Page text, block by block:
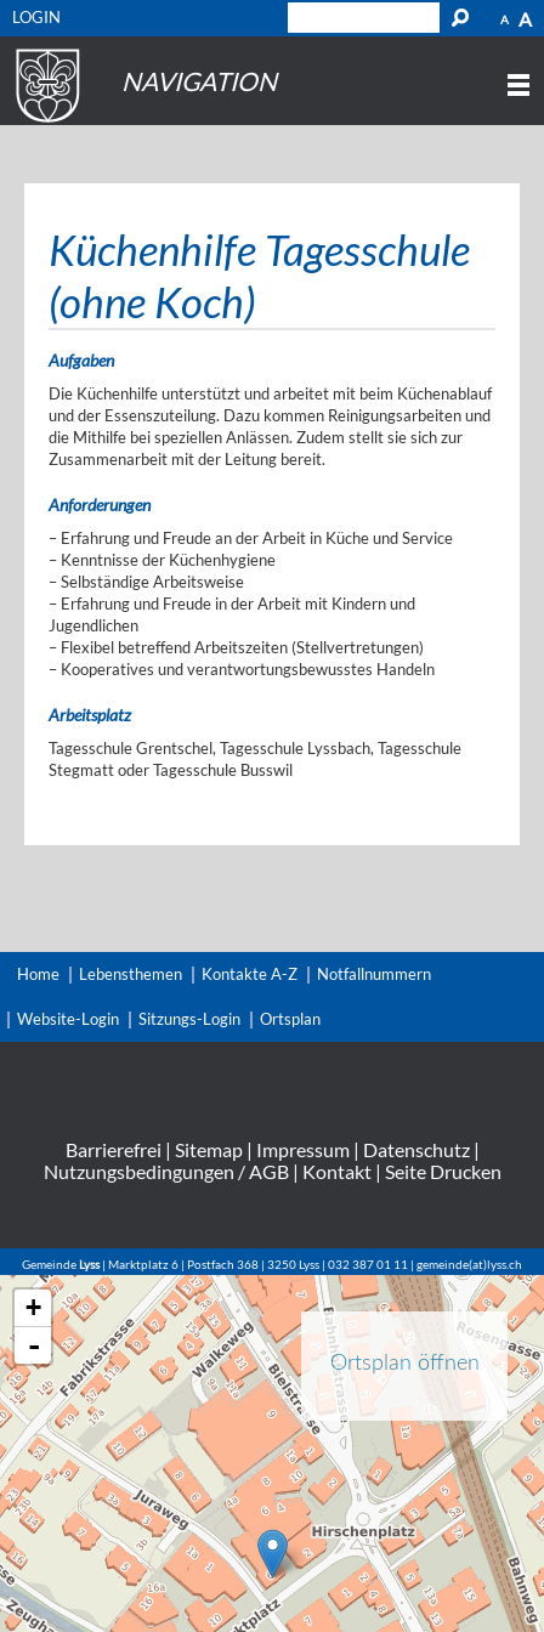
A A
LOGIN
NAVIGATION
Küchenhilfe Tagesschule
(ohne Koch)
Aufgaben
Die Küchenhilfe unterstützt und arbeitet mit beim Küchenablauf
und der Essenszuteilung. Dazu kommen Reinigungsarbeiten und
die Mithilfe bei speziellen Anlässen. Zudem stellt sie sich zur
Zusammenarbeit mit der Leitung bereit.
Anforderungen
– Erfahrung und Freude an der Arbeit in Küche und Service
– Kenntnisse der Küchenhygiene
– Selbständige Arbeitsweise
– Erfahrung und Freude in der Arbeit mit Kindern und
Jugendlichen
– Flexibel betreffend Arbeitszeiten (Stellvertretungen)
– Kooperatives und verantwortungsbewusstes Handeln
Arbeitsplatz
Tagesschule Grentschel, Tagesschule Lyssbach, Tagesschule
Stegmatt oder Tagesschule Busswil
Home Lebensthemen Kontakte A-Z Notfallnummern
Website-Login Sitzungs-Login Ortsplan
Barrierefrei | Sitemap| Impressum| Datenschutz|
Nutzungsbedingungen / AGB| Kontakt| Seite Drucken
GemeindeLyss| Marktplatz 6 | Postfach 368 | 3250 Lyss | 032 387 01 11 | gemeinde(at)lyss.ch